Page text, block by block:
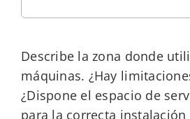
Describe la zona donde
máquinas. ¿Hay
¿Dispone el espacio de
para la correcta instalación